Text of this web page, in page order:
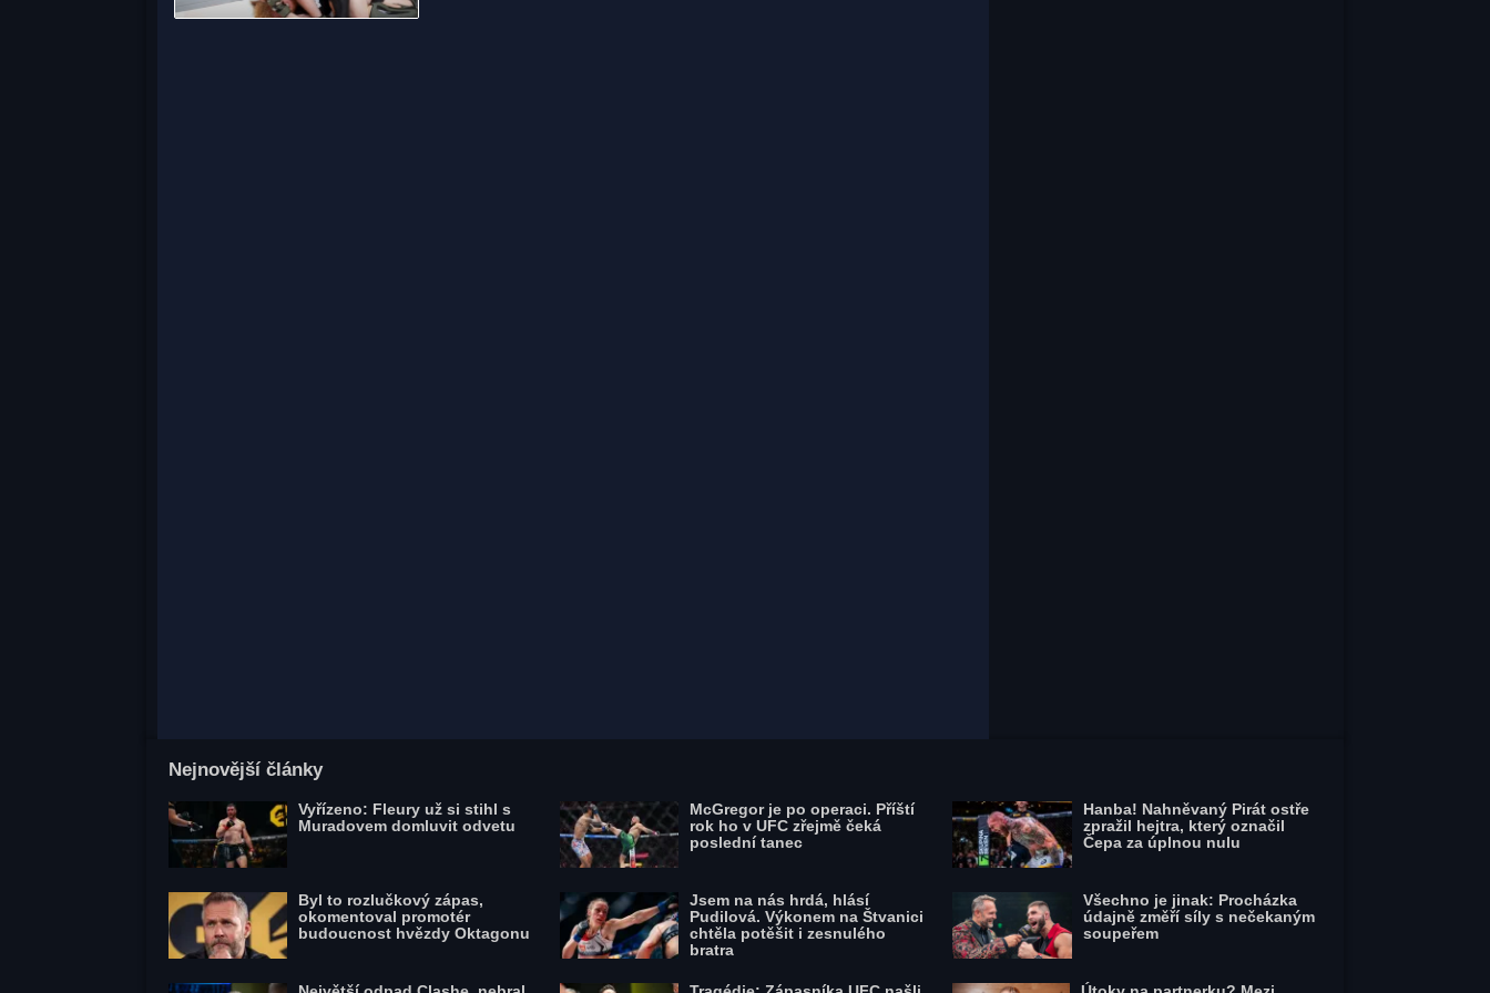
Nejnovější články
Vyřízeno: Fleury už si stihl s
Muradovem domluvit odvetu
Byl to rozlučkový zápas,
okomentoval promotér
budoucnost hvězdy Oktagonu
McGregor je po operaci. Příští
rok ho v UFC zřejmě čeká
poslední tanec
Jsem na nás hrdá, hlásí
Pudilová. Výkonem na Štvanici
chtěla potěšit i zesnulého
bratra
Hanba! Nahněvaný Pirát ostře
zpražil hejtra, který označil
Čepa za úplnou nulu
Všechno je jinak: Procházka
údajně změří síly s nečekaným
soupeřem